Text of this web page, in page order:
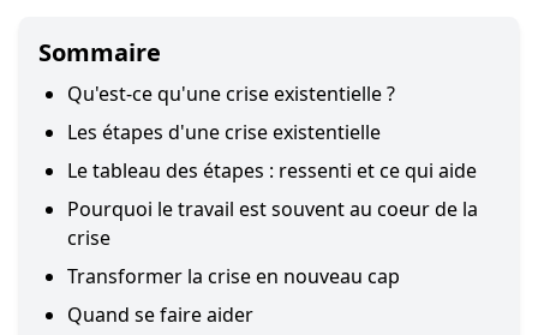
Sommaire
Qu'est-ce qu'une crise existentielle ?
Les étapes d'une crise existentielle
Le tableau des étapes : ressenti et ce qui aide
Pourquoi le travail est souvent au coeur de la
crise
Transformer la crise en nouveau cap
Quand se faire aider